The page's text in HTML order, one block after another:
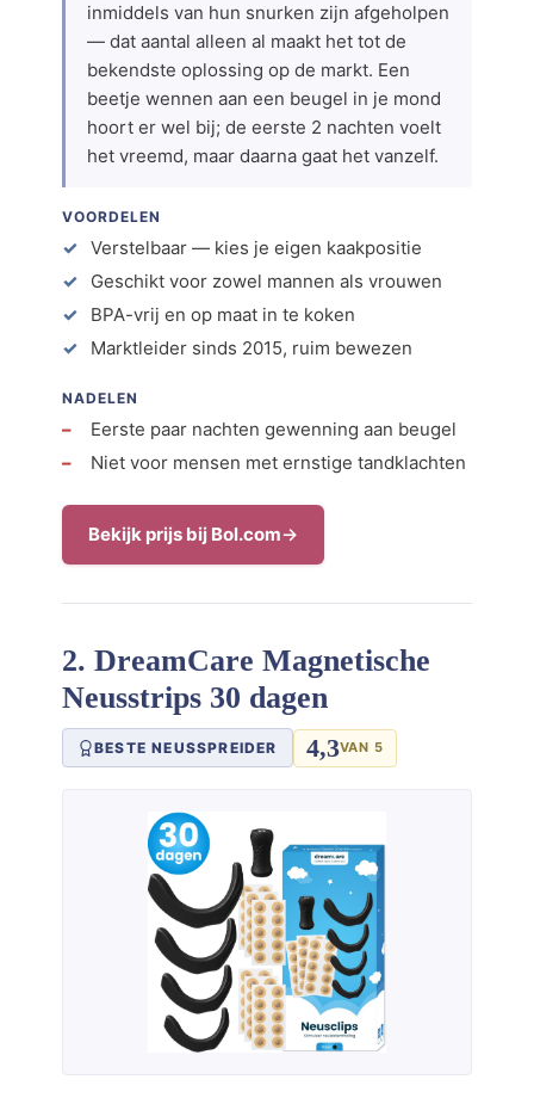
inmiddels van hun snurken zijn afgeholpen
— dat aantal alleen al maakt het tot de
bekendste oplossing op de markt. Een
beetje wennen aan een beugel in je mond
hoort er wel bij; de eerste 2 nachten voelt
het vreemd, maar daarna gaat het vanzelf.
VOORDELEN
Verstelbaar — kies je eigen kaakpositie
Geschikt voor zowel mannen als vrouwen
BPA-vrij en op maat in te koken
Marktleider sinds 2015, ruim bewezen
NADELEN
Eerste paar nachten gewenning aan beugel
Niet voor mensen met ernstige tandklachten
Bekijk prijs bij Bol.com
2. DreamCare Magnetische
Neusstrips 30 dagen
BESTE NEUSSPREIDER 4,3VAN 5